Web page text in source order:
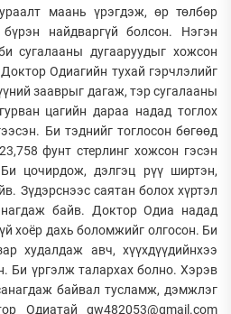
маань үрэгдэж, өр төлбөр
найдваргүй болсон. Нэгэн
сугалааны дугааруудыг хожсон
Одиагийн тухай гэрчлэлийг
зааврыг дагаж, тэр сугалааны
цагийн дараа надад тоглох
Би тэднийг тоглосон бөгөөд
фунт стерлинг хожсон гэсэн
цочирдож, дэлгэц рүү ширтэн,
Зүдэрснээс саятан болох хүртэл
байв. Доктор Одиа надад
хоёр дахь боломжийг олгосон. Би
худалдаж авч, хүүхдүүдийнхээ
Би үргэлж талархах болно. Хэрэв
байвал тусламж, дэмжлэг
Одиатай gw482053@gmail.com